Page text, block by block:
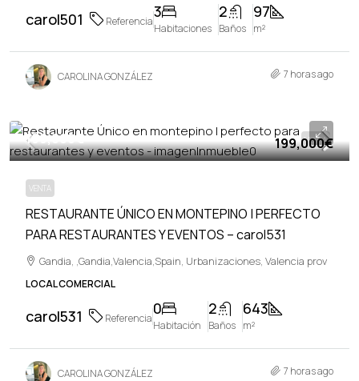
carol501 Referencia
3
Habitaciones
2
Baños
97
m²
CAROLINA GONZÁLEZ 7 horas ago
VENTA
199,000€
VENTA
RESTAURANTE ÚNICO EN MONTEPINO | PERFECTO
PARA RESTAURANTES Y EVENTOS – carol531
199,000€
Gandia, ,Gandia,Valencia,Spain, Urbanizaciones, Valencia prov
LOCAL COMERCIAL
carol531 Referencia
0
Habitación
2
Baños
643
m²
CAROLINA GONZÁLEZ 7 horas ago